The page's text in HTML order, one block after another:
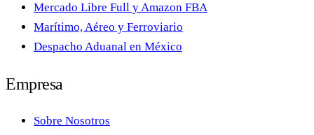
Mercado Libre Full y Amazon FBA
Marítimo, Aéreo y Ferroviario
Despacho Aduanal en México
Empresa
Sobre Nosotros